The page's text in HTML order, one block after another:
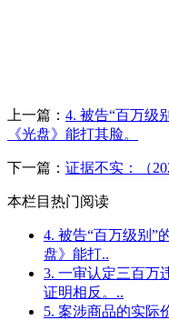
上一篇： 4. 被告“百万级
《光盘》能打其脸。
下一篇： 证据不实：（
本栏目热门阅读
4. 被告“百万级别”
盘》能打..
3. 一审认定三百万
证明相反。..
5. 案涉商品的实际